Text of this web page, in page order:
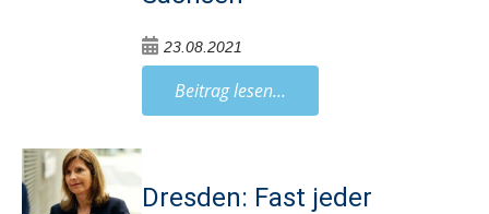
23.08.2021
Beitrag lesen...
Dresden: Fast jeder